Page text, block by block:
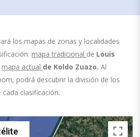
los mapas de zonas y localidades
mapa tradicional de Louis
mapa actual de Koldo Zuazo. Al
podrá descubrir la división de los
clasificación.